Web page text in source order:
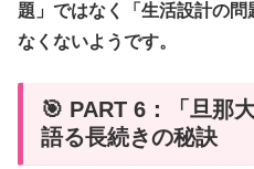
題」ではなく「生活設計の
なくないようです。
🎯 PART 6：「旦那
語る長続きの秘訣